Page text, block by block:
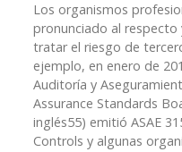
Los organismos
pronunciado al
tratar el riesgo de
ejemplo, en enero de
Auditoría y
Assurance Standards
inglés55) emitió ASAE
Controls y algunas